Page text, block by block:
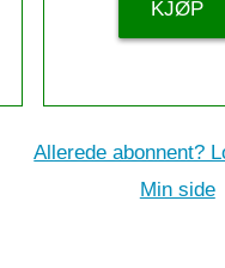
KJØP
Allerede abonnent?
Min side